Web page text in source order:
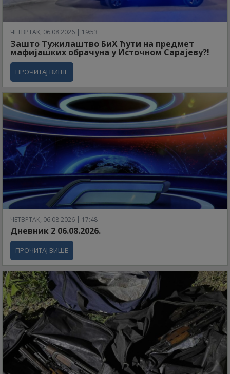
ЧЕТВРТАК, 06.08.2026 | 19:53
Зашто Тужилаштво БиХ ћути на предмет
мафијашких обрачуна у Источном Сарајеву?!
ПРОЧИТАЈ ВИШЕ
ЧЕТВРТАК, 06.08.2026 | 17:48
Дневник 2 06.08.2026.
ПРОЧИТАЈ ВИШЕ